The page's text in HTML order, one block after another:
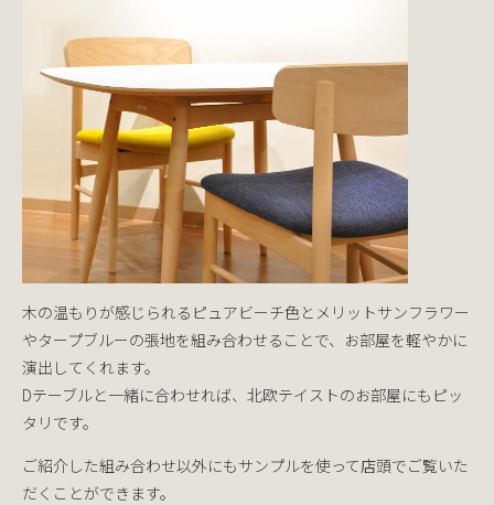
木の温もりが感じられるピュアビーチ色とメリットサンフラワー
やタープブルーの張地を組み合わせることで、お部屋を軽やかに
演出してくれます。
Dテーブルと一緒に合わせれば、北欧テイストのお部屋にもピッ
タリです。
ご紹介した組み合わせ以外にもサンプルを使って店頭でご覧いた
だくことができます。